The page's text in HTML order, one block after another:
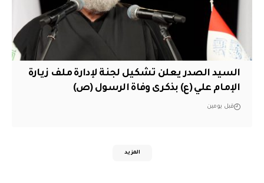
السيد الصدر يعلن تشكيل لجنة لإدارة ملف زيارة
الإمام علي (ع) بذكرى وفاة الرسول (ص)
قبل يومين
المزيد